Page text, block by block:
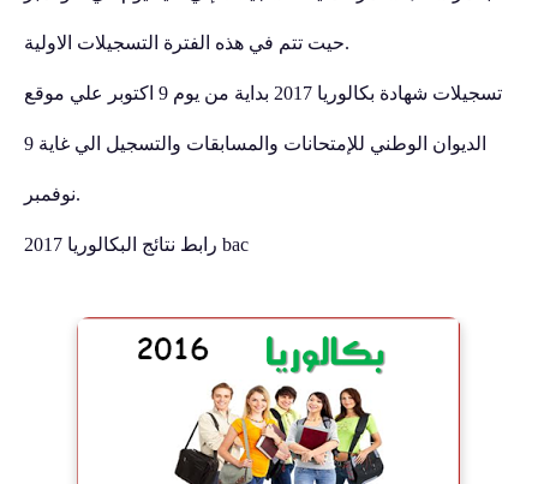
حيت تتم في هذه الفترة التسجيلات الاولية.
تسجيلات شهادة بكالوريا 2017 بداية من يوم 9 اكتوبر علي موقع
الديوان الوطني للإمتحانات والمسابقات والتسجيل الي غاية 9
نوفمبر.
رابط نتائج البكالوريا 2017 bac